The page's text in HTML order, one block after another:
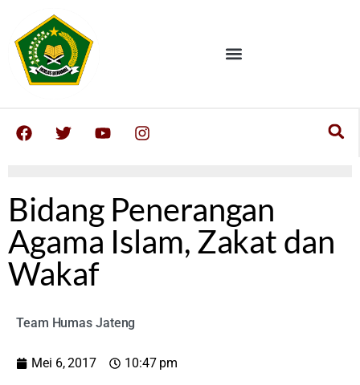
Bidang Penerangan
Agama Islam, Zakat dan
Wakaf
Team Humas Jateng
Mei 6, 2017
10:47 pm